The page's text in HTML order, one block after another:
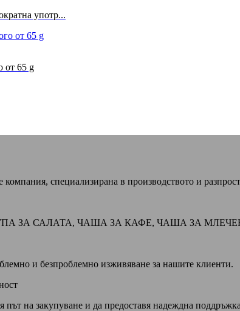
употр...
от 65 g
специализирана в производството и
ЗА САЛАТА, ЧАША ЗА КАФЕ, ЧАША ЗА
и безпроблемно изживяване за нашите клиенти.
на закупуване и да предоставя надеждна